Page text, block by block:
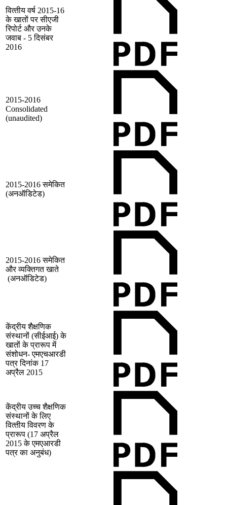
वित्‍तीय वर्ष 2015-16
के खातों पर सीएजी
रिपोर्ट और उनके
जवाब - 5 दिसंबर
2016
2015-2016
Consolidated
(unaudited)
2015-2016 समेकित
(अनऑडिटेड)
2015-2016 समेकित
और व्‍यक्तिगत खाते
(अनऑडिटेड)
केंद्रीय शै‍क्षणिक
संस्‍थानों (सीईआई) के
खातों के प्रारूप में
संशोधन- एमएचआरडी
पत्र दिनांक 17
अप्रैल 2015
केंद्रीय उच्‍च शैक्षणिक
संस्‍थानों के लिए
वित्‍तीय विवरण के
प्रारूप (17 अप्रैल
2015 के एमएआरडी
पत्र का अनुबंध)